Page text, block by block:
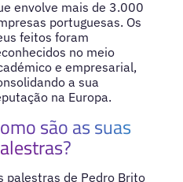
envolve mais de 3.000
portuguesas. Os
feitos foram
no meio
e empresarial,
a sua
na Europa.
são as suas
palestras de Pedro Brito